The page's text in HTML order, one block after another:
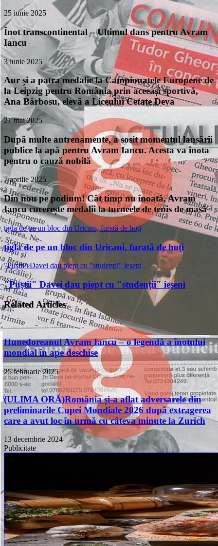
25 iunie 2025
Înot transcontinental – Ultimul dans pentru Avram
Iancu
3 iunie 2025
Aur și a patra medalie la Campionatele Europene de
la Leipzig pentru România prin aceeași sportivă,
Ana Bărbosu, elevă a Liceului Cetate Deva
21 mai 2025
După multe antrenamente, a sosit momentul lansării
publice la apă pentru Avram Iancu. Acesta va înota
pentru o cauză nobilă
7 aprilie 2025
Din nou pe podium! Cât timp nu înoată, Avram
Iancu cucerește medalii la turneele de tenis de masă
ţigla de pe un bloc din Uricani, furată de hoţi
ţigla de pe un bloc din Uricani, furată de hoţi
"Puştii" Davei dau piept cu "studenţii" ieşeni
"Puştii" Davei dau piept cu "studenţii" ieşeni
Related Articles
Hunedoreanul Avram Iancu – o legendă a înotului
mondial în ape deschise
25 februarie 2025
(ULIMA ORĂ)România și-a aflat adversarele din
preliminarile Cupei Mondiale 2026 după extragerea
care a avut loc în urmă cu câteva minute la Zurich
13 decembrie 2024
Publicitate